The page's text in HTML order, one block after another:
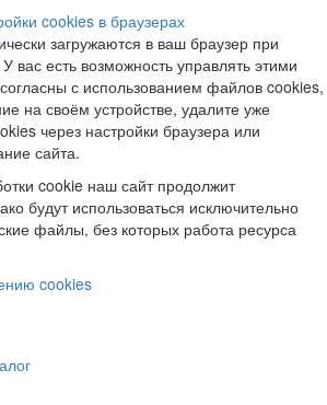
cookies в браузерах
загружаются в ваш браузер при
вас есть возможность управлять этими
с использованием файлов cookies,
на своём устройстве, удалите уже
через настройки браузера или
сайта.
cookie наш сайт продолжит
будут использоваться исключительно
файлы, без которых работа ресурса
cookies